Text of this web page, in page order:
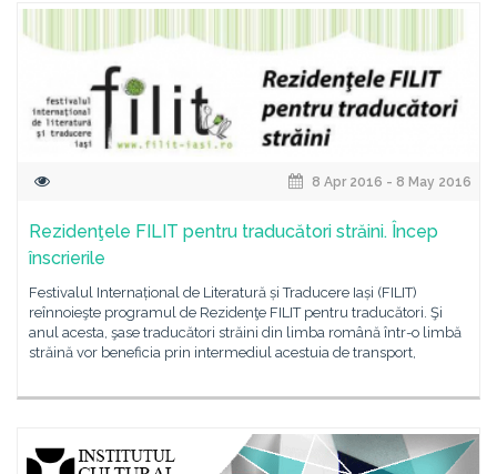
8 Apr 2016 - 8 May 2016
Rezidenţele FILIT pentru traducători străini. Încep
înscrierile
Festivalul Internațional de Literatură și Traducere Iași (FILIT)
reînnoieşte programul de Rezidenţe FILIT pentru traducători. Şi
anul acesta, şase traducători străini din limba română într-o limbă
străină vor beneficia prin intermediul acestuia de transport,